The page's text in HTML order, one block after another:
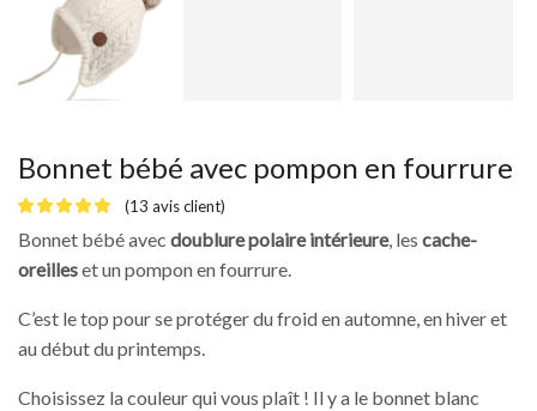
Bonnet bébé avec pompon en fourrure
(13 avis client)
Bonnet bébé avec doublure polaire intérieure, les cache-
oreilleset un pompon en fourrure.
C’est le top pour se protéger du froid en automne, en hiver et
au début du printemps.
Choisissez la couleur qui vous plaît ! Il y a le bonnet blanc